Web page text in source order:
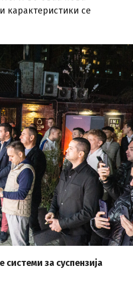
карактеристики се
системи за суспензија